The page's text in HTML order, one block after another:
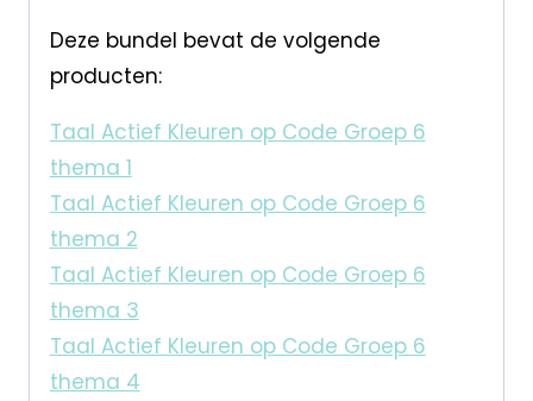
Deze bundel bevat de volgende
producten:
Taal Actief Kleuren op Code Groep 6
thema 1
Taal Actief Kleuren op Code Groep 6
thema 2
Taal Actief Kleuren op Code Groep 6
thema 3
Taal Actief Kleuren op Code Groep 6
thema 4